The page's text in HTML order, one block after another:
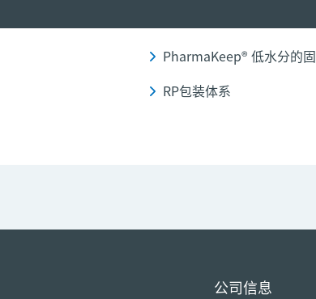
PharmaKeep® 低水分的
RP包装体系
公司信息